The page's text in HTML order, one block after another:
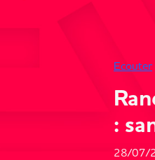
Ecouter
:
28/07/